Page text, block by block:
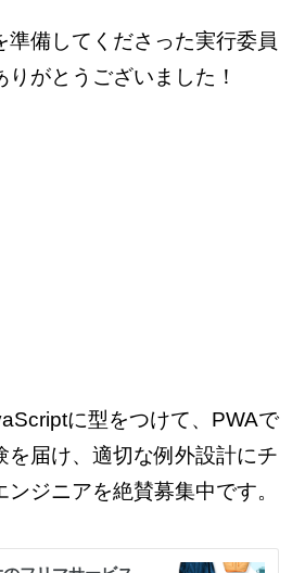
準備してくださった実行委員
がとうございました！
に型をつけて、PWAで
を届け、適切な例外設計にチ
ジニアを絶賛募集中です。